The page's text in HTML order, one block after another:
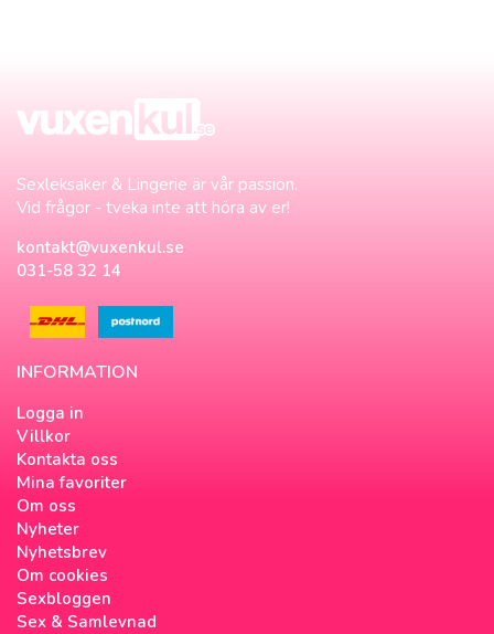
Sexleksaker & Lingerie är vår passion.
Vid frågor - tveka inte att höra av er!
kontakt@vuxenkul.se
031-58 32 14
INFORMATION
Logga in
Villkor
Kontakta oss
Mina favoriter
Om oss
Nyheter
Nyhetsbrev
Om cookies
Sexbloggen
Sex & Samlevnad